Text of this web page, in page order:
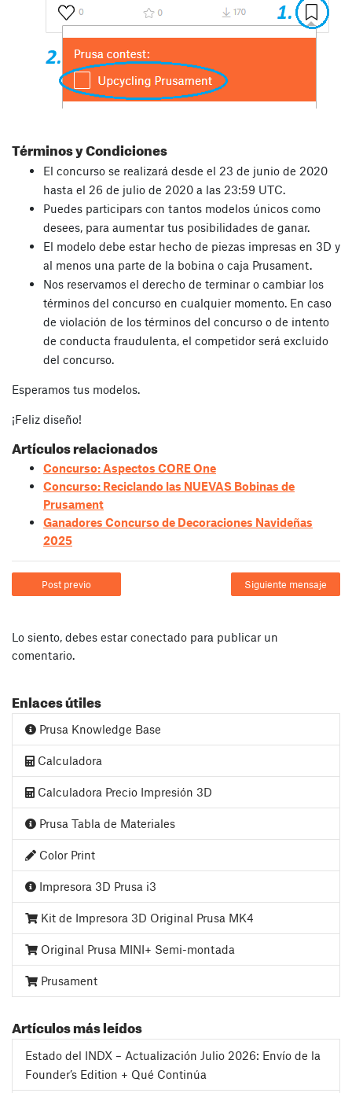
Términos y Condiciones
El concurso se realizará desde el 23 de junio de 2020
hasta el 26 de julio de 2020 a las 23:59 UTC.
Puedes participars con tantos modelos únicos como
desees, para aumentar tus posibilidades de ganar.
El modelo debe estar hecho de piezas impresas en 3D y
al menos una parte de la bobina o caja Prusament.
Nos reservamos el derecho de terminar o cambiar los
términos del concurso en cualquier momento. En caso
de violación de los términos del concurso o de intento
de conducta fraudulenta, el competidor será excluido
del concurso.
Esperamos tus modelos.
¡Feliz diseño!
Artículos relacionados
Concurso: Aspectos CORE One
Concurso: Reciclando las NUEVAS Bobinas de
Prusament
Ganadores Concurso de Decoraciones Navideñas
2025
Post previo Siguiente mensaje
Lo siento, debes estar conectado para publicar un
comentario.
Enlaces útiles
Prusa Knowledge Base
Calculadora
Calculadora Precio Impresión 3D
Prusa Tabla de Materiales
Color Print
Impresora 3D Prusa i3
Kit de Impresora 3D Original Prusa MK4
Original Prusa MINI+ Semi-montada
Prusament
Artículos más leídos
Estado del INDX – Actualización Julio 2026: Envío de la
Founder’s Edition + Qué Continúa